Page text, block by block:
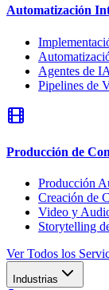
Automatización
Agentes de IA
Pipelines de
Producción de
Producción
Creación de
Video y
Storytelling
Ver Todos los
Industrias